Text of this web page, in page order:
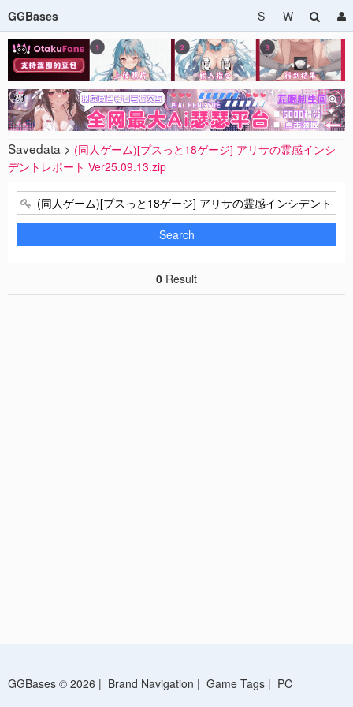
GGBases S W
Savedata > (同人ゲーム)[プスっと18ゲージ] アリサの霊感インシ
デントレポート Ver25.09.13.zip
Search
0 Result
GGBases © 2026 | Brand Navigation | Game Tags | PC